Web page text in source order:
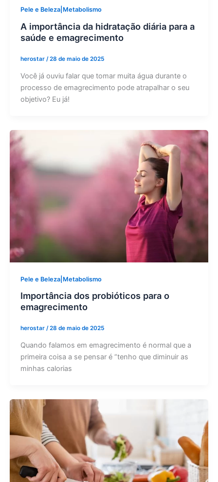
Pele e Beleza|Metabolismo
A importância da hidratação diária para a
saúde e emagrecimento
herostar /28 de maio de 2025
Você já ouviu falar que tomar muita água durante o
processo de emagrecimento pode atrapalhar o seu
objetivo? Eu já!
Pele e Beleza|Metabolismo
Importância dos probióticos para o
emagrecimento
herostar /28 de maio de 2025
Quando falamos em emagrecimento é normal que a
primeira coisa a se pensar é “tenho que diminuir as
minhas calorias